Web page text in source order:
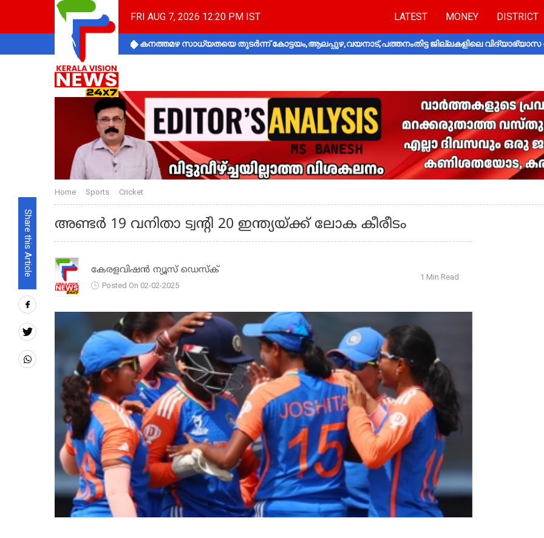
FRI AUG 7, 2026 12:20 PM IST LATEST MONEY DISTRICT
കനത്തമഴ സാധ്യതയെ തുടർന്ന് കോട്ടയം,ആലപ്പുഴ,വയനാട്,പത്തനംതിട്ട ജില്ലകളിലെ വിദ്യാഭ്യാസ
Share this Article
Home Sports Cricket
അണ്ടര്‍ 19 വനിതാ ട്വന്റി 20 ഇന്ത്യയ്ക്ക്‌ ലോക കീരീടം
കേരളവിഷൻ ന്യൂസ് ഡെസ്‌ക്
Posted On 02-02-2025
1 Min Read